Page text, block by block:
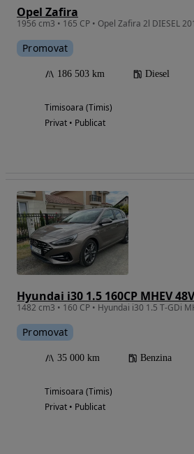
Opel Zafira
1956 cm3 • 165 CP • Opel Zafira 2l DIESEL
Promovat
186 503 km Diesel
Timisoara (Timis)
Privat • Publicat
Promovat
35 000 km Benzina
Timisoara (Timis)
Privat • Publicat